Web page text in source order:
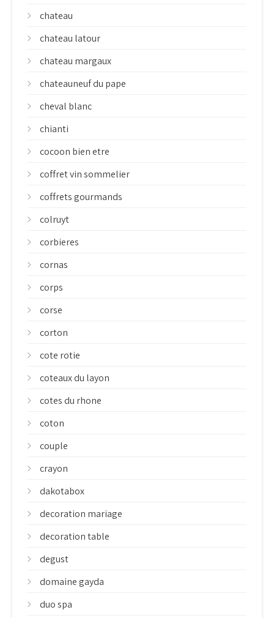
chateau
chateau latour
chateau margaux
chateauneuf du pape
cheval blanc
chianti
cocoon bien etre
coffret vin sommelier
coffrets gourmands
colruyt
corbieres
cornas
corps
corse
corton
cote rotie
coteaux du layon
cotes du rhone
coton
couple
crayon
dakotabox
decoration mariage
decoration table
degust
domaine gayda
duo spa